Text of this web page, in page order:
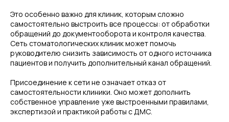
Это особенно важно для клиник, которым сложно
самостоятельно выстроить все процессы: от обработки
обращений до документооборота и контроля качества.
Сеть стоматологических клиник может помочь
руководителю снизить зависимость от одного источника
пациентов и получить дополнительный канал обращений.
Присоединение к сети не означает отказ от
самостоятельности клиники. Оно может дополнить
собственное управление уже выстроенными правилами,
экспертизой и практикой работы с ДМС.